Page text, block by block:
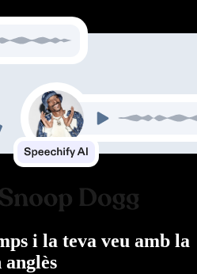
i la teva veu amb la
anglès